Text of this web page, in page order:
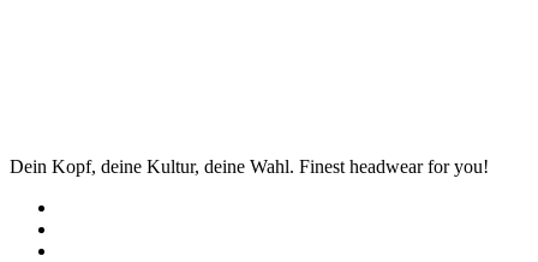
Dein Kopf, deine Kultur, deine Wahl. Finest headwear for you!